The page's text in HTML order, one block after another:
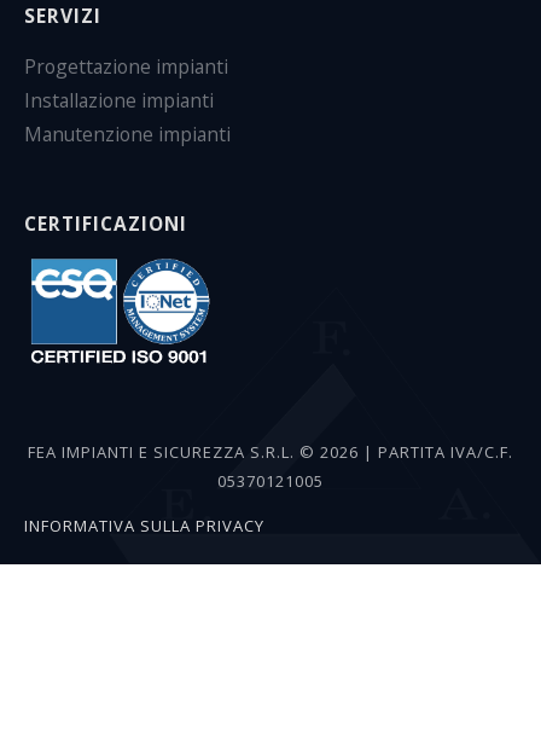
SERVIZI
Progettazione impianti
Installazione impianti
Manutenzione impianti
CERTIFICAZIONI
FEA IMPIANTI E SICUREZZA S.R.L. © 2026 | PARTITA IVA/C.F.
05370121005
INFORMATIVA SULLA PRIVACY